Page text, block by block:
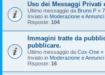
Uso dei Messaggi Privati
Ultimo messaggio da Bruno P «
Inviato in Moderazione e Annunci
Risposte: 104
Immagini tratte da
pubblicare.
Ultimo messaggio da Cox-One «
Inviato in Moderazione e Annunci
Risposte: 16